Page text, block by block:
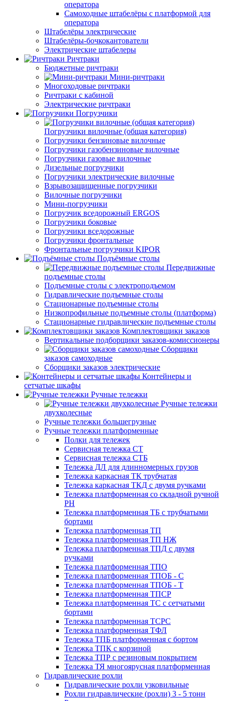
оператора
Самоходные штабелёры с платформой для
оператора
Штабелёры электрические
Штабелёры-бочкокантователи
Электрические штабелеры
Ричтраки
Бюджетные ричтраки
Мини-ричтраки
Многоходовые ричтраки
Ричтраки с кабиной
Электрические ричтраки
Погрузчики
Погрузчики вилочные (общая категория)
Погрузчики бензиновые вилочные
Погрузчики газобензиновые вилочные
Погрузчики газовые вилочные
Дизельные погрузчики
Погрузчики электрические вилочные
Взрывозащищенные погрузчики
Вилочные погрузчики
Мини-погрузчики
Погрузчик вседорожный ERGOS
Погрузчики боковые
Погрузчики вседорожные
Погрузчики фронтальные
Фронтальные погрузчики KIPOR
Подъёмные столы
Передвижные
подъемные столы
Подъемные столы с электроподъемом
Гидравлические подъемные столы
Стационарные подъемные столы
Низкопрофильные подъемные столы (платформа)
Стационарные гидравлические подъемные столы
Комплектовщики заказов
Вертикальные подборщики заказов-комиссионеры
Сборщики
заказов самоходные
Сборщики заказов электрические
Контейнеры и
сетчатые шкафы
Ручные тележки
Ручные тележки
двухколесные
Ручные тележки большегрузные
Ручные тележки платформенные
Полки для тележек
Сервисная тележка СТ
Сервисная тележка СТБ
Тележка ДЛ для длинномерных грузов
Тележка каркасная ТК трубчатая
Тележка каркасная ТКД с двумя ручками
Тележка платформенная со складной ручной
PH
Тележка платформенная ТБ с трубчатыми
бортами
Тележка платформенная ТП
Тележка платформенная ТП НЖ
Тележка платформенная ТПД с двумя
ручками
Тележка платформенная ТПО
Тележка платформенная ТПОБ - С
Тележка платформенная ТПОБ - Т
Тележка платформенная ТПСР
Тележка платформенная ТС с сетчатыми
бортами
Тележка платформенная ТСРС
Тележка платформенная ТФЛ
Тележка ТПБ платформенная с бортом
Тележка ТПК с корзиной
Тележка ТПР с резиновым покрытием
Тележка ТЯ многоярусная платформенная
Гидравлические рохли
Гидравлические рохли узковильные
Рохли гидравлические (рохли) 3 - 5 тонн